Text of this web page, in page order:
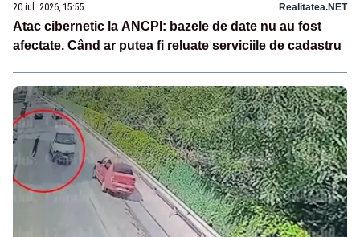
20 iul. 2026, 15:55 Realitatea.NET
Atac cibernetic la ANCPI: bazele de date nu au fost
afectate. Când ar putea fi reluate serviciile de cadastru